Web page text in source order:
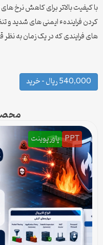
با کیفیت بالاتر برای کاهش نرخ
کردن فرایندهء ایمنی های شدید
های فرایندی که در یک زمان به
540,000 ریال – خرید
PPT پاورپوینت